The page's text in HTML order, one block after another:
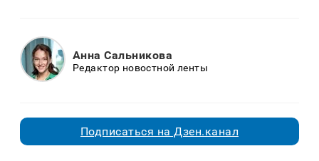
Анна Сальникова
Редактор новостной ленты
Подписаться на Дзен.канал